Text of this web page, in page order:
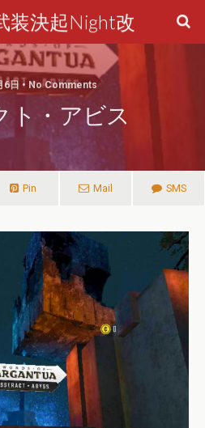
装決起Night改
6日 • No Comments
ト・アビス
Pin Mail SMS